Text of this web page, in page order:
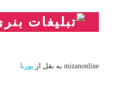
mizanonline به نقل از یورنا